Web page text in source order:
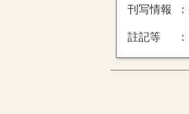
刊写情報
註記等